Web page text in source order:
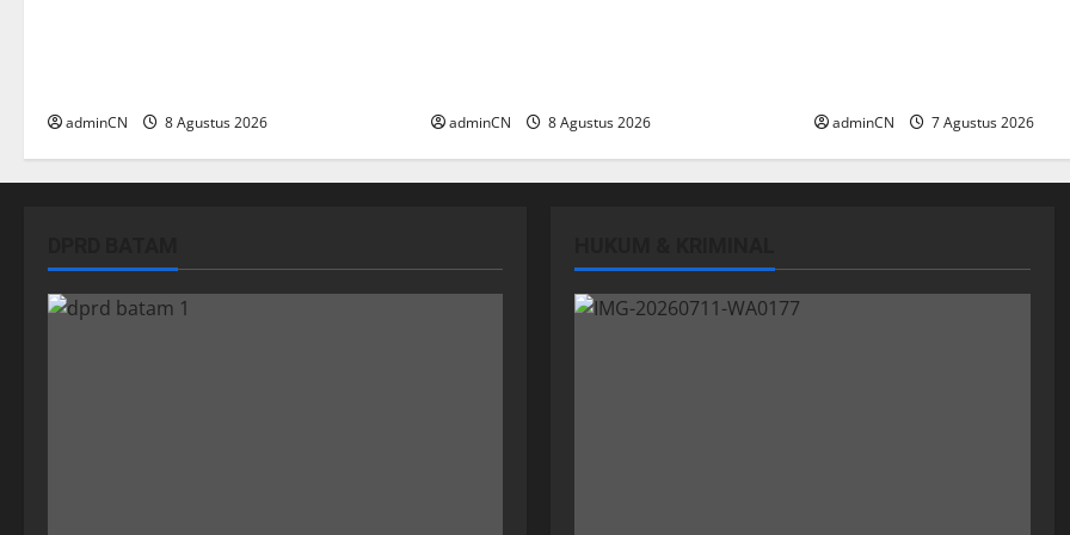
adminCN 8 Agustus 2026 adminCN 8 Agustus 2026 adminCN 7 Agustus 2026